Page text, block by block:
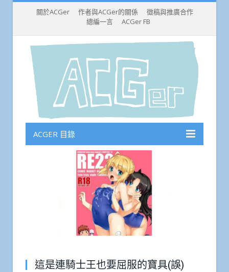
關於ACGer 作者與ACGer的關係
徵稿與推廣合作
總編一言
ACGer FB
ACGER 目錄
這是連騎士王也要屈服的寶具(誤)